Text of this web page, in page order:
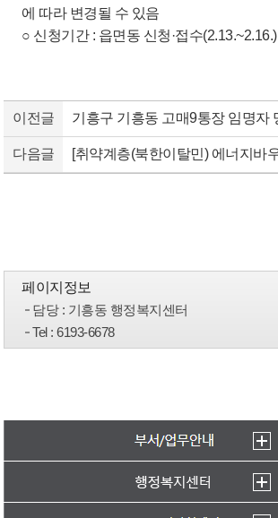
에 따라 변경될 수 있음
○ 신청기간 : 읍면동 신청·접수(2.13.~2.16.)
이전글 기흥구 기흥동 고매9통장 임명자
다음글 [취약계층(북한이탈민) 에너지바
페이지정보
담당: 기흥동 행정복지센터
Tel: 6193-6678